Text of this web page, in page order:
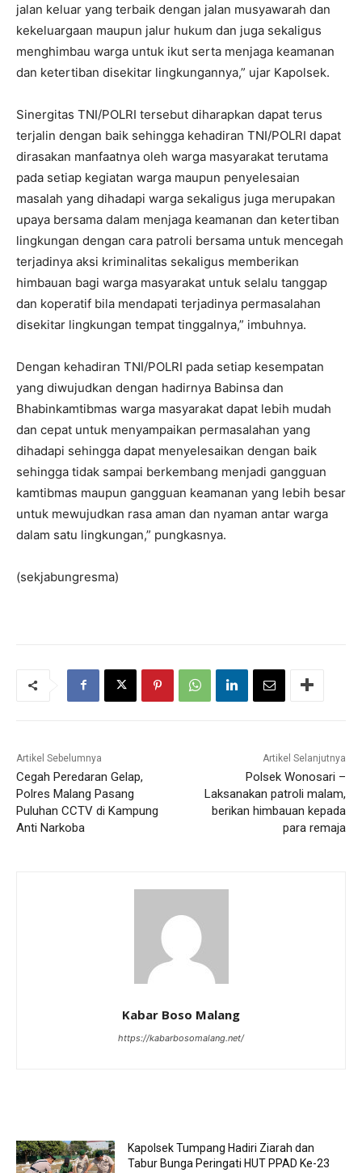
jalan keluar yang terbaik dengan jalan musyawarah dan
kekeluargaan maupun jalur hukum dan juga sekaligus
menghimbau warga untuk ikut serta menjaga keamanan
dan ketertiban disekitar lingkungannya,” ujar Kapolsek.
Sinergitas TNI/POLRI tersebut diharapkan dapat terus
terjalin dengan baik sehingga kehadiran TNI/POLRI dapat
dirasakan manfaatnya oleh warga masyarakat terutama
pada setiap kegiatan warga maupun penyelesaian
masalah yang dihadapi warga sekaligus juga merupakan
upaya bersama dalam menjaga keamanan dan ketertiban
lingkungan dengan cara patroli bersama untuk mencegah
terjadinya aksi kriminalitas sekaligus memberikan
himbauan bagi warga masyarakat untuk selalu tanggap
dan koperatif bila mendapati terjadinya permasalahan
disekitar lingkungan tempat tinggalnya,” imbuhnya.
Dengan kehadiran TNI/POLRI pada setiap kesempatan
yang diwujudkan dengan hadirnya Babinsa dan
Bhabinkamtibmas warga masyarakat dapat lebih mudah
dan cepat untuk menyampaikan permasalahan yang
dihadapi sehingga dapat menyelesaikan dengan baik
sehingga tidak sampai berkembang menjadi gangguan
kamtibmas maupun gangguan keamanan yang lebih besar
untuk mewujudkan rasa aman dan nyaman antar warga
dalam satu lingkungan,” pungkasnya.
(sekjabungresma)
Artikel Sebelumnya
Cegah Peredaran Gelap,
Polres Malang Pasang
Puluhan CCTV di Kampung
Anti Narkoba
Artikel Selanjutnya
Polsek Wonosari –
Laksanakan patroli malam,
berikan himbauan kepada
para remaja
Kabar Boso Malang
https://kabarbosomalang.net/
Kapolsek Tumpang Hadiri Ziarah dan
Tabur Bunga Peringati HUT PPAD Ke-23